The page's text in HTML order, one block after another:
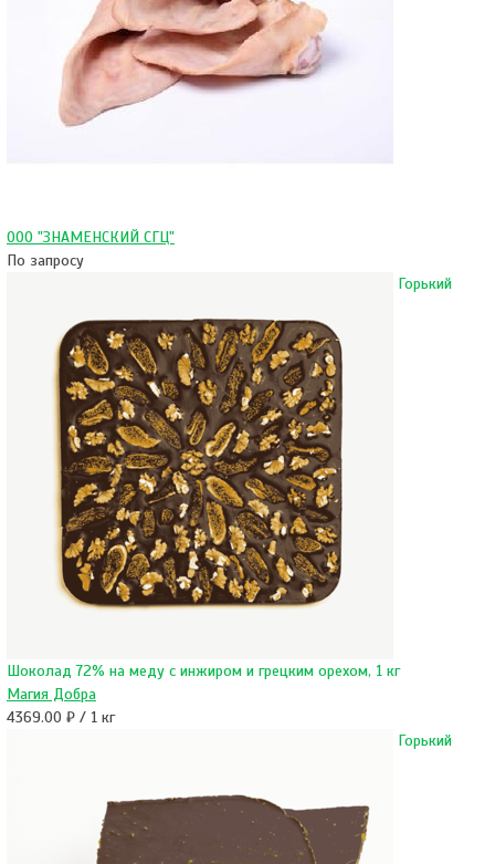
ООО "ЗНАМЕНСКИЙ СГЦ"
По запросу
Горький
Шоколад 72% на меду с инжиром и грецким орехом, 1 кг
Магия Добра
4369.00 ₽ / 1 кг
Горький